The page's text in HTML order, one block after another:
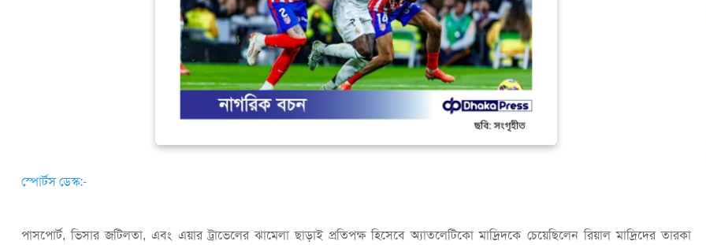
স্পোর্টস ডেস্ক:-
পাসপোর্ট, ভিসার জটিলতা, এবং এয়ার ট্রাভেলের ঝামেলা ছাড়াই প্রতিপক্ষ হিসেবে অ্যাতলেটিকো মাদ্রিদকে চেয়েছিলেন রিয়াল মাদ্রিদের তারকা